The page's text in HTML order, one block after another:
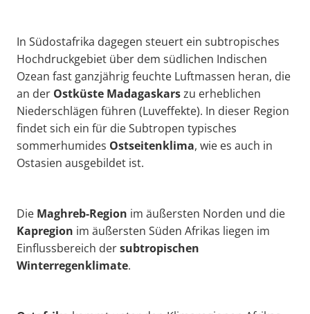
In Südostafrika dagegen steuert ein subtropisches
Hochdruckgebiet über dem südlichen Indischen
Ozean fast ganzjährig feuchte Luftmassen heran, die
an der Ostküste Madagaskarszu erheblichen
Niederschlägen führen (Luveffekte). In dieser Region
findet sich ein für die Subtropen typisches
sommerhumides Ostseitenklima, wie es auch in
Ostasien ausgebildet ist.
Die Maghreb-Region im äußersten Norden und die
Kapregion im äußersten Süden Afrikas liegen im
Einflussbereich dersubtropischen
Winterregenklimate.